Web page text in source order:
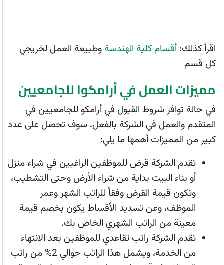
اقرأ كذلك: أقسام كلية الهندسة وطبيعة العمل لخريجي
كل قسم
مميزات العمل في أرامكوا للجامعيين
في حالة توافر شروط القبول في أرامكو للجامعيين في
المتقدم والعمل في الشركة بالفعل، سوف تحصل على عدد
كبير من المميزات أهمها ما يلي:
تقدم الشركة قرض للموظفين الراغبين في شراء منزل
أو بناء البيت بداية من شراء الأرض وحتى التشطيب،
وتكون قيمة القرض وفقاً للراتب الشهر وعمر
الموظف، وعن تسديد الأقساط يكون بخصم قيمة
معينة من الراتب الشهري الخاص بك.
تقدم الشركة راتب تقاعدي للموظفين بعد الانتهاء
من الخدمة، ويشمل هذا الراتب حوالي 2% من راتب